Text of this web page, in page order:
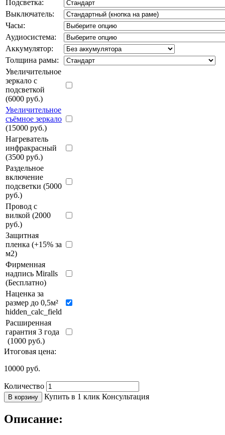
Подсветка:
Выключатель:
Часы:
Аудиосистема:
Аккумулятор:
Толщина рамы:
Увеличительное
зеркало с
подсветкой
(6000 руб.)
Увеличительное
съёмное зеркало
(15000 руб.)
Нагреватель
инфракрасный
(3500 руб.)
Раздельное
включение
подсветки (5000
руб.)
Провод с
вилкой (2000
руб.)
Защитная
пленка (+15% за
м2)
Фирменная
надпись Miralls
(Бесплатно)
Наценка за
размер до 0,5м²
hidden_calc_field
Расширенная
гарантия 3 года
(1000 руб.)
Итоговая цена:
10000 руб.
Количество
В корзину Купить в 1 клик Консультация
Описание: